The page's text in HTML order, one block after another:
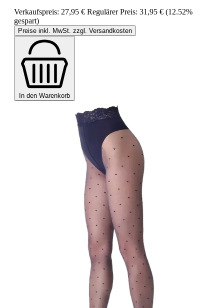
Verkaufspreis: 27,95 € Regulärer Preis: 31,95 € (12.52%
gespart)
Preise inkl. MwSt. zzgl. Versandkosten
In den Warenkorb